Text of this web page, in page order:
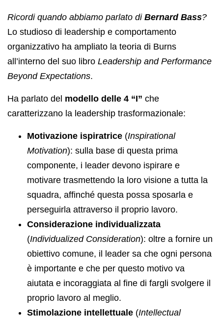
Ricordi quando abbiamo parlato di Bernard Bass?
Lo studioso di leadership e comportamento
organizzativo ha ampliato la teoria di Burns
all’interno del suo libro Leadership and Performance
Beyond Expectations.
Ha parlato del modello delle 4 “I” che
caratterizzano la leadership trasformazionale:
Motivazione ispiratrice (Inspirational
Motivation): sulla base di questa prima
componente, i leader devono ispirare e
motivare trasmettendo la loro visione a tutta la
squadra, affinché questa possa sposarla e
perseguirla attraverso il proprio lavoro.
Considerazione individualizzata
(Individualized Consideration): oltre a fornire un
obiettivo comune, il leader sa che ogni persona
è importante e che per questo motivo va
aiutata e incoraggiata al fine di fargli svolgere il
proprio lavoro al meglio.
Stimolazione intellettuale (Intellectual